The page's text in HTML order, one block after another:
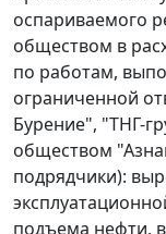
оспариваемого
обществом в
по работам,
ограниченной
Бурение", "ТНГ-
обществом
подрядчики):
подъема нефти,